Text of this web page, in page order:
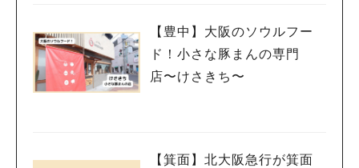
【豊中】大阪のソウルフー
ド！小さな豚まんの専門
店〜けさきち〜
【箕面】北大阪急行が箕面